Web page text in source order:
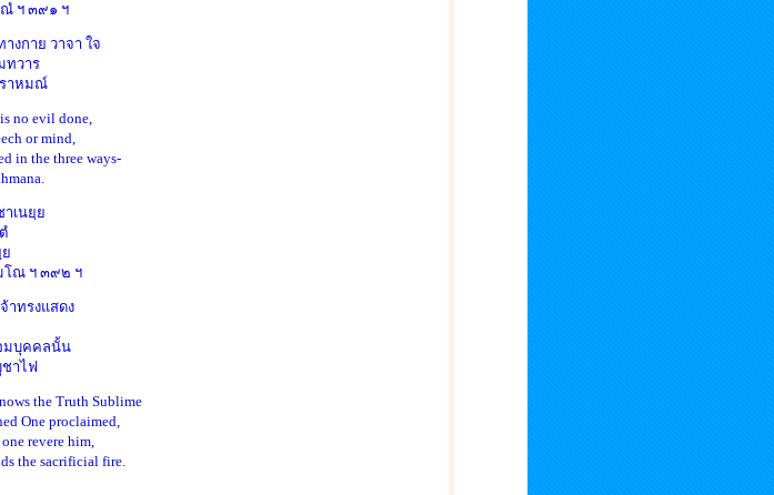
ฯ ๓๙๑ ฯ
งกาย วาจา ใจ
ทวาร
ราหมณ์
no evil done,
or mind,
in the three ways-
เนยฺย
โณ ฯ ๓๙๒ ฯ
าทรงแสดง
มบุคคลนั้น
าไฟ
the Truth Sublime
One proclaimed,
revere him,
the sacrificial fire.